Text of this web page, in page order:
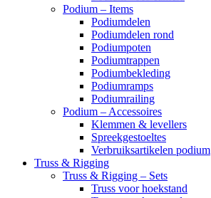
Podium – Items
Podiumdelen
Podiumdelen rond
Podiumpoten
Podiumtrappen
Podiumbekleding
Podiumramps
Podiumrailing
Podium – Accessoires
Klemmen & levellers
Spreekgestoeltes
Verbruiksartikelen podium
Truss & Rigging
Truss & Rigging – Sets
Truss voor hoekstand